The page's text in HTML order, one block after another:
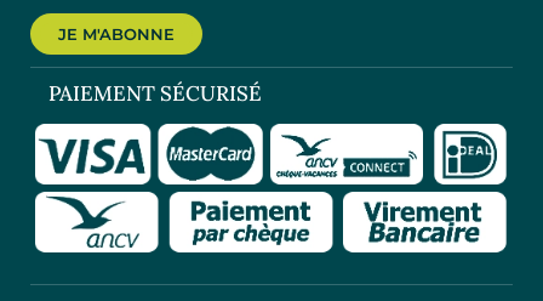
JE M'ABONNE
PAIEMENT SÉCURISÉ